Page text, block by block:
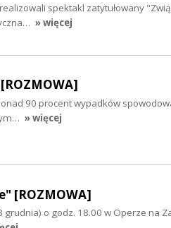
spektakl zatytułowany
» więcej
90 procent wypadków
» więcej
[ROZMOWA]
grudnia) o godz. 18.00 w Operze na